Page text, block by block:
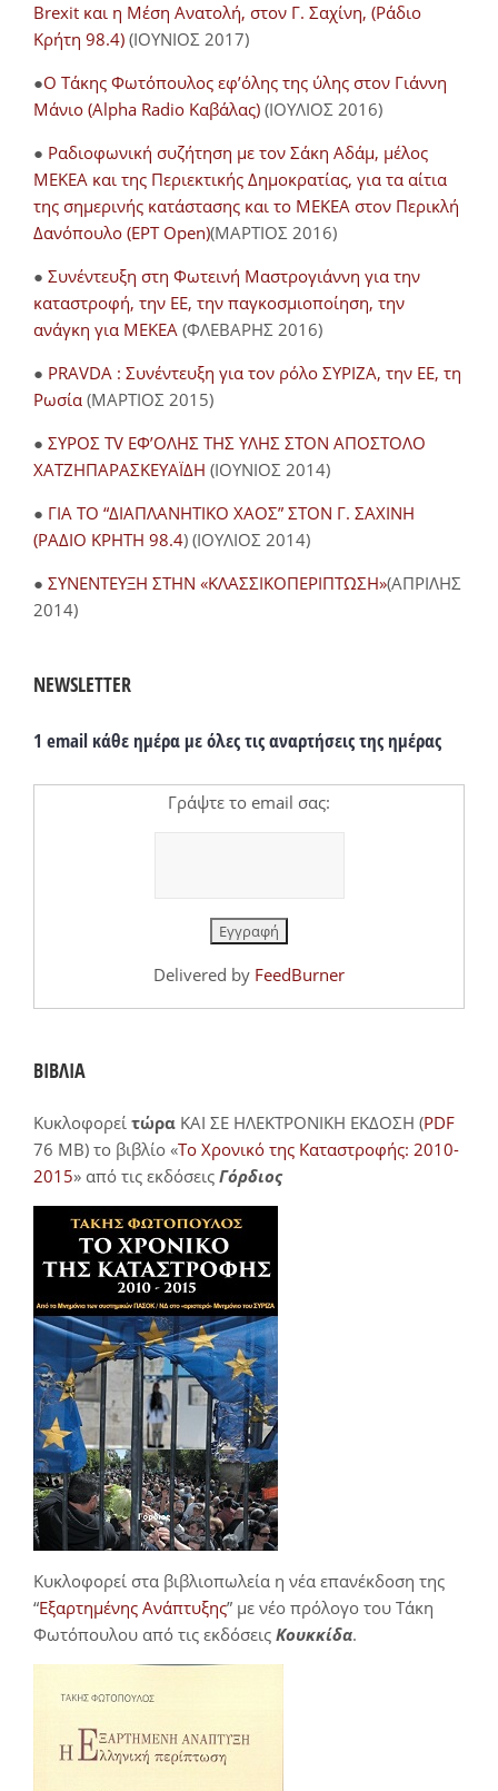
Brexit και η Μέση Ανατολή, στον Γ. Σαχίνη, (Ράδιο
Κρήτη 98.4) (ΙΟΥΝΙΟΣ 2017)
●O Τάκης Φωτόπουλος εφ’όλης της ύλης στον Γιάννη
Μάνιο (Alpha Radio Καβάλας) (ΙΟΥΛΙΟΣ 2016)
● Ραδιοφωνική συζήτηση με τον Σάκη Αδάμ, μέλος
ΜΕΚΕΑ και της Περιεκτικής Δημοκρατίας, για τα αίτια
της σημερινής κατάστασης και το ΜΕΚΕΑ στον Περικλή
Δανόπουλο (ΕΡΤ Open)(ΜΑΡΤΙΟΣ 2016)
● Συνέντευξη στη Φωτεινή Μαστρογιάννη για την
καταστροφή, την ΕΕ, την παγκοσμιοποίηση, την
ανάγκη για ΜΕΚΕΑ (ΦΛΕΒΑΡΗΣ 2016)
● PRAVDA : Συνέντευξη για τον ρόλο ΣΥΡΙΖΑ, την ΕΕ, τη
Ρωσία (ΜΑΡΤΙΟΣ 2015)
● ΣΥΡΟΣ TV ΕΦ’ΟΛΗΣ ΤΗΣ ΥΛΗΣ ΣΤΟΝ ΑΠΟΣΤΟΛΟ
ΧΑΤΖΗΠΑΡΑΣΚΕΥΑΪΔΗ (ΙΟΥΝΙΟΣ 2014)
● ΓΙΑ ΤΟ “ΔΙΑΠΛΑΝΗΤΙΚΟ ΧΑΟΣ” ΣΤΟΝ Γ. ΣΑΧΙΝΗ
(ΡΑΔΙΟ ΚΡΗΤΗ 98.4) (ΙΟΥΛΙΟΣ 2014)
● ΣΥΝΕΝΤΕΥΞΗ ΣΤΗΝ «ΚΛΑΣΣΙΚΟΠΕΡΙΠΤΩΣΗ»(ΑΠΡΙΛΗΣ
2014)
NEWSLETTER
1 email κάθε ημέρα με όλες τις αναρτήσεις της ημέρας
Γράψτε το email σας:
Delivered by FeedBurner
ΒΙΒΛΙΑ
Κυκλοφορεί τώρα ΚΑΙ ΣΕ ΗΛΕΚΤΡΟΝΙΚΗ ΕΚΔΟΣΗ (PDF
76 MB) το βιβλίο «Το Χρονικό της Καταστροφής: 2010-
2015» από τις εκδόσεις Γόρδιος
Κυκλοφορεί στα βιβλιοπωλεία η νέα επανέκδοση της
“Εξαρτημένης Ανάπτυξης” με νέο πρόλογο του Τάκη
Φωτόπουλου από τις εκδόσεις Κουκκίδα.